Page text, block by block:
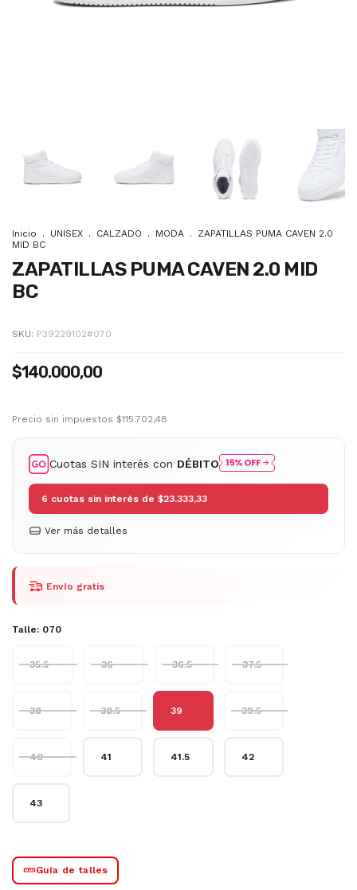
Inicio . UNISEX . CALZADO . MODA .
ZAPATILLAS PUMA CAVEN 2.0
MID BC
ZAPATILLAS PUMA CAVEN 2.0 MID
BC
SKU: P39229102#070
$140.000,00
Precio sin impuestos $115.702,48
Cuotas SIN interés con DÉBITO
6 cuotas sin interés de $23.333,33
Ver más detalles
Envío gratis
Talle: 070
Guía de talles